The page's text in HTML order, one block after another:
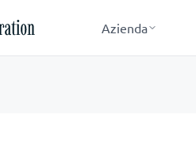
Azienda